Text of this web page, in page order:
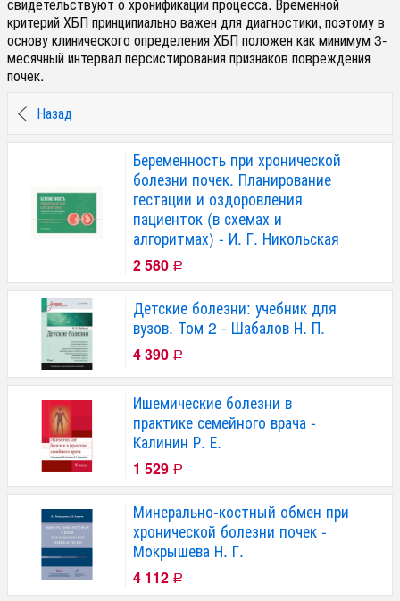
критерий ХБП принципиально важен для диагностики, поэтому в
основу клинического определения ХБП положен как минимум 3-
месячный интервал персистирования признаков повреждения
почек.
Назад
Беременность при хронической
болезни почек. Планирование
гестации и оздоровления
пациенток (в схемах и
алгоритмах) - И. Г. Никольская
2 580 Р
Детские болезни: учебник для
вузов. Том 2 - Шабалов Н. П.
4 390 Р
Ишемические болезни в
практике семейного врача -
Калинин Р. Е.
1 529 Р
Минерально-костный обмен при
хронической болезни почек -
Мокрышева Н. Г.
4 112 Р